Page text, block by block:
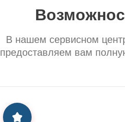
В нашем сервисном
предоставляем вам